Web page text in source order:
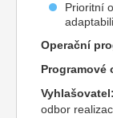
Prioritní
Operační
Programové
Vyhlašovatel:
odbor